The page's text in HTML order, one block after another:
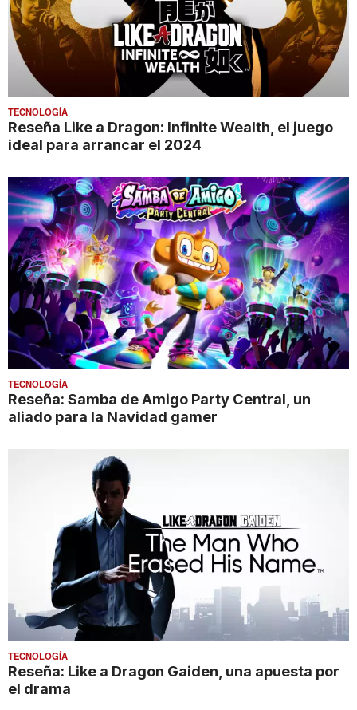
TECNOLOGÍA
Reseña Like a Dragon: Infinite Wealth, el juego
ideal para arrancar el 2024
TECNOLOGÍA
Reseña: Samba de Amigo Party Central, un
aliado para la Navidad gamer
TECNOLOGÍA
Reseña: Like a Dragon Gaiden, una apuesta por
el drama